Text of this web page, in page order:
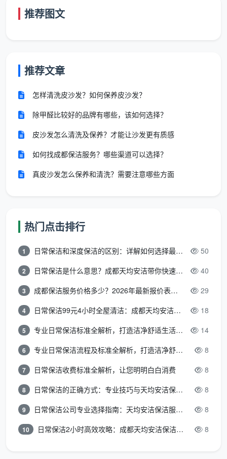
体，室内操作覆盖外窗
窗槽吸尘刷
擦拭，不混用
第三步：一扇窗户五道工序
每一扇窗户在天均安洁手里都要走完五道工序，不打
折：窗槽吸尘 → 窗框除尘 → 纱窗除尘/拆洗 → 玻璃涂
第四步：高空安全双保险
对于高层不可开启的外窗，天均安洁要求保洁师使用双
面磁吸擦窗器操作，同时配备安全绳固定点，并为每单
高空作业购买专项意外险。这个安全保障是很多“
成都擦
玻璃保洁服务电话”里不会主动提及但实际至关重要的部
分。
三、为什么擦玻璃最好别跟日常保洁混着约？
搜“成都擦玻璃保洁服务电话
”时会发现，有些家政
公司会把擦玻璃当成日常保洁的“附加项”来处理。日常
保洁的保洁师主攻室内除尘和厨卫清洁，擦窗通常是顺
带做，很难做到专用工具和专业工序的程度。实际体验
往往是：地面擦得还行，窗户只擦了内面，外面依旧斑
推荐图文
推荐文章
怎样清洗皮沙发？如何保养皮沙发？
除甲醛比较好的品牌有哪些，该如何选择？
皮沙发怎么清洗及保养？才能让沙发更有质感
如何找成都保洁服务？哪些渠道可以选择？
真皮沙发怎么保养和清洗？需要注意哪些方面
热门点击排行
1 日常保洁和深度保洁的区别：详解如何选择最适合的清洁服务 50
2 日常保洁是什么意思？成都天均安洁带你快速区分“日常vs深度vs开荒” 40
3 成都保洁服务价格多少？2026年最新报价表来了，这一篇看透所有费用 29
4 日常保洁99元4小时全屋清洁：成都天均安洁保洁超值服务全解析 18
5 专业日常保洁标准全解析，打造洁净舒适生活空间 14
6 专业日常保洁流程及标准全解析，打造洁净舒适环境 8
7 日常保洁收费标准全解析，让您明明白白消费 8
8 日常保洁的正确方式：专业技巧与天均安洁保洁服务全解析 8
9 日常保洁公司专业选择指南：天均安洁保洁服务全解析 8
10 日常保洁2小时高效攻略：成都天均安洁保洁专业时间管理方案 8